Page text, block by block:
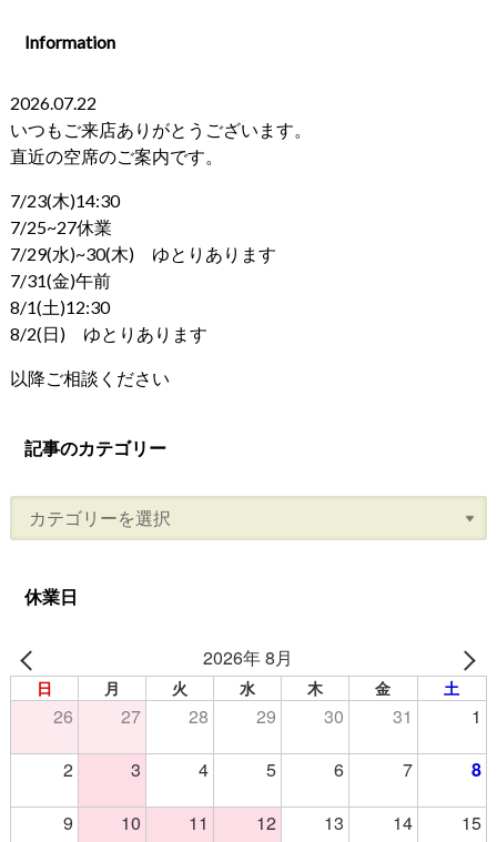
Information
2026.07.22
いつもご来店ありがとうございます。
直近の空席のご案内です。
7/23(木)14:30
7/25~27休業
7/29(水)~30(木) ゆとりあります
7/31(金)午前
8/1(土)12:30
8/2(日) ゆとりあります
以降ご相談ください
記事のカテゴリー
休業日
2026年 8月
日 月 火 水 木 金 土
26 27 28 29 30 31 1
2 3 4 5 6 7 8
9 10 11 12 13 14 15